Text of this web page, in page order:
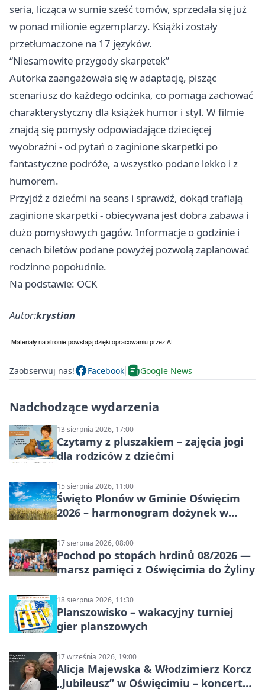
seria, licząca w sumie sześć tomów, sprzedała się już
w ponad milionie egzemplarzy. Książki zostały
przetłumaczone na 17 języków.
“Niesamowite przygody skarpetek”
Autorka zaangażowała się w adaptację, pisząc
scenariusz do każdego odcinka, co pomaga zachować
charakterystyczny dla książek humor i styl. W filmie
znajdą się pomysły odpowiadające dziecięcej
wyobraźni - od pytań o zaginione skarpetki po
fantastyczne podróże, a wszystko podane lekko i z
humorem.
Przyjdź z dziećmi na seans i sprawdź, dokąd trafiają
zaginione skarpetki - obiecywana jest dobra zabawa i
dużo pomysłowych gagów. Informacje o godzinie i
cenach biletów podane powyżej pozwolą zaplanować
rodzinne popołudnie.
Na podstawie: OCK
Autor:krystian
Zaobserwuj nas! Facebook Google News
Nadchodzące wydarzenia
13 sierpnia 2026, 17:00
Czytamy z pluszakiem – zajęcia jogi
dla rodziców z dziećmi
15 sierpnia 2026, 11:00
Święto Plonów w Gminie Oświęcim
2026 – harmonogram dożynek w
17 sierpnia 2026, 08:00
Pochod po stopách hrdinů 08/2026 —
marsz pamięci z Oświęcimia do Żyliny
18 sierpnia 2026, 11:30
Planszowisko – wakacyjny turniej
gier planszowych
17 września 2026, 19:00
Alicja Majewska & Włodzimierz Korcz
„Jubileusz” w Oświęcimiu – koncert